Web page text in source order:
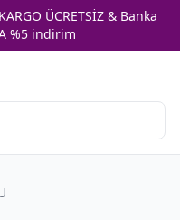
ÜCRETSİZ & Banka
%5 indirim